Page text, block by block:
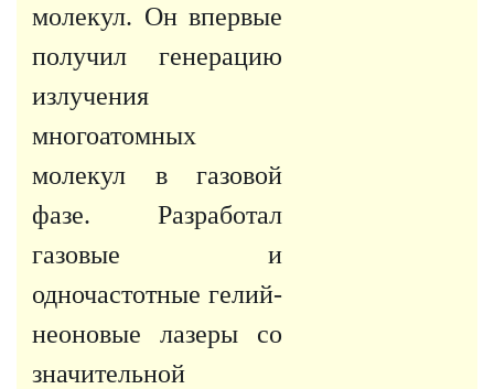
молекул. Он впервые
получил генерацию
излучения
многоатомных
молекул в газовой
фазе. Разработал
газовые и
одночастотные гелий-
неоновые лазеры со
значительной